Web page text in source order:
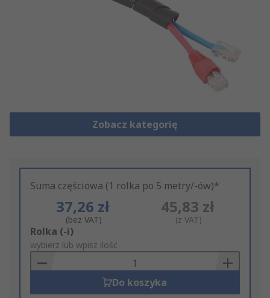
Zobacz kategorię
Suma częściowa (1 rolka po 5 metry/-ów)*
37,26 zł
(bez VAT)
45,83 zł
(z VAT)
Add
to
Basket
Rolka (-i)
wybierz lub wpisz ilość
Do koszyka